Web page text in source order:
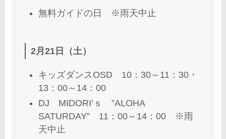
無料ガイドの日 ※雨天中止
2月21日（土）
キッズダンスOSD 10：30～11：30・
13：00～14：00
DJ MIDORI’ｓ ”ALOHA
SATURDAY” 11：00～14：00 ※雨
天中止